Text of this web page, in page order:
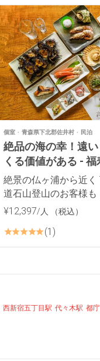
個室 青森県下北郡佐井村 民泊
絶品の海の幸！遠
くる価値がある - 福
絶景の仏ヶ浦から近く
道石山登山のお客様も
¥12,397/人 （税込）
1
西新宿五丁目駅 代々木駅 都